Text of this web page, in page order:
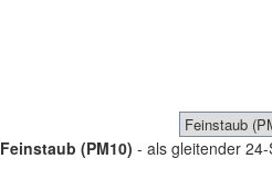
Feinstaub (PM10) - als gleitender